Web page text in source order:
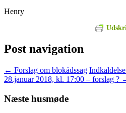
Henry
Post navigation
← Forslag om blokådssag
28.januar 2018, kl. 17:00 – forslag ?
Næste husmøde